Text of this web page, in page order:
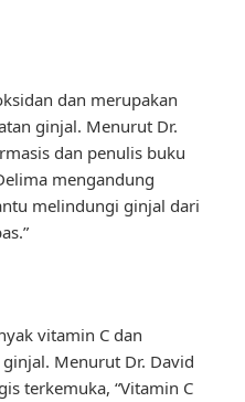
dan merupakan
ginjal. Menurut Dr.
dan penulis buku
mengandung
melindungi ginjal dari
vitamin C dan
Menurut Dr. David
terkemuka, “Vitamin C